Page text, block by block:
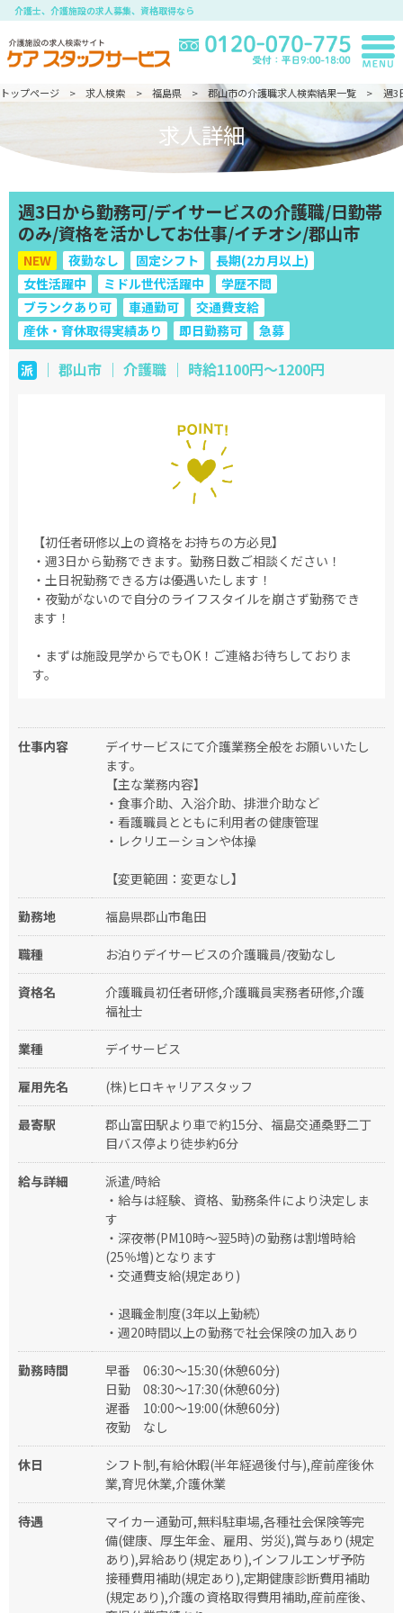
介護士、介護施設の求人募集、資格取得なら
トップページ 求人検索 福島県 郡山市の介護職求人検索結果一覧 週3
求人詳細
週3日から勤務可/デイサービスの介護職/日勤帯
のみ/資格を活かしてお仕事/イチオシ/郡山市
NEW 夜勤なし 固定シフト
長期(2カ月以上)
女性活躍中
ミドル世代活躍中
学歴不問
ブランクあり可
車通勤可
交通費支給
産休・育休取得実績あり
即日勤務可 急募
派｜ 郡山市 ｜ 介護職 ｜ 時給1100円～1200円
【初任者研修以上の資格をお持ちの方必見】
・週3日から勤務できます。勤務日数ご相談ください！
・土日祝勤務できる方は優遇いたします！
・夜勤がないので自分のライフスタイルを崩さず勤務でき
ます！
・まずは施設見学からでもOK！ご連絡お待ちしておりま
す。
仕事内容
デイサービスにて介護業務全般をお願いいたし
ます。
【主な業務内容】
・食事介助、入浴介助、排泄介助など
・看護職員とともに利用者の健康管理
・レクリエーションや体操
【変更範囲：変更なし】
勤務地 福島県郡山市亀田
職種 お泊りデイサービスの介護職員/夜勤なし
資格名
介護職員初任者研修,介護職員実務者研修,介護
福祉士
業種 デイサービス
雇用先名 (株)ヒロキャリアスタッフ
最寄駅
郡山富田駅より車で約15分、福島交通桑野二丁
目バス停より徒歩約6分
給与詳細
派遣/時給
・給与は経験、資格、勤務条件により決定しま
す
・深夜帯(PM10時～翌5時)の勤務は割増時給
(25％増)となります
・交通費支給(規定あり)
・退職金制度(3年以上勤続）
・週20時間以上の勤務で社会保険の加入あり
勤務時間 早番
06:30～15:30(休憩60分)
日勤
08:30～17:30(休憩60分)
遅番
10:00～19:00(休憩60分)
夜勤
なし
休日
シフト制,有給休暇(半年経過後付与),産前産後休
業,育児休業,介護休業
待遇
マイカー通勤可,無料駐車場,各種社会保険等完
備(健康、厚生年金、雇用、労災),賞与あり(規定
あり),昇給あり(規定あり),インフルエンザ予防
接種費用補助(規定あり),定期健康診断費用補助
(規定あり),介護の資格取得費用補助,産前産後、